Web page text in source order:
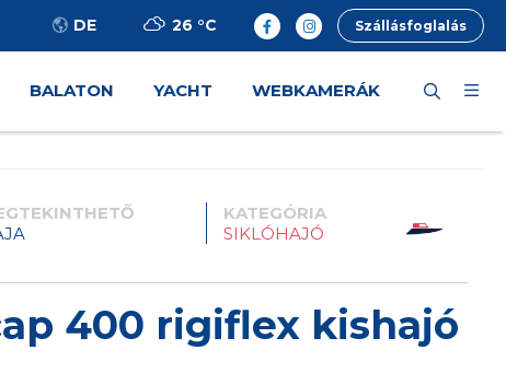
DE 26 °C Szállásfoglalás
BALATON YACHT WEBKAMERÁK
KATEGÓRIA
SIKLÓHAJÓ
400 rigiflex kishajó